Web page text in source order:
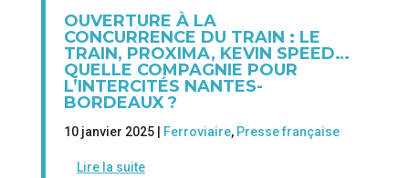
OUVERTURE À LA
CONCURRENCE DU TRAIN : LE
TRAIN, PROXIMA, KEVIN SPEED…
QUELLE COMPAGNIE POUR
L’INTERCITÉS NANTES-
BORDEAUX ?
10 janvier 2025 | Ferroviaire, Presse française
Lire la suite